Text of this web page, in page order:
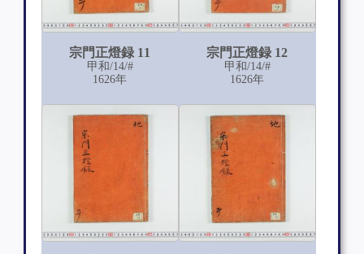
宗門正燈録 11
甲和/14/#
1626年
宗門正燈録 12
甲和/14/#
1626年